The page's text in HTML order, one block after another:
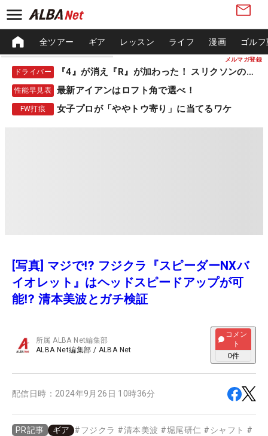
メルマガ登録
全ツアー ギア レッスン ライフ 漫画 ゴル
ドライバー 『4』が消え『R』が加わった！ スリクソンの新作
性能早見表 最新アイアンはロフト角で選べ！
FW打痕 女子プロが「ややトウ寄り」に当てるワケ
[写真] マジで⁉️ フジクラ『スピーダーNXバ
イオレット』はヘッドスピードアップが可
能⁉️ 清本美波とガチ検証
所属ALBA Net編集部
ALBA Net編集部 / ALBA Net
コメン
ト
0件
配信日時： 2024年9月26日 10時36分
PR記事 ギア #フジクラ #清本美波 #堀尾研仁 # シャフト #